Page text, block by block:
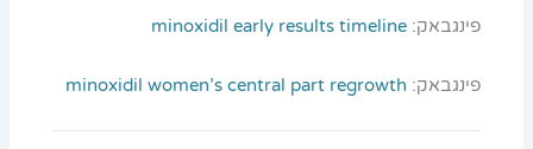
פינגבאק:minoxidil early results timeline
פינגבאק: minoxidil women’s central part regrowth